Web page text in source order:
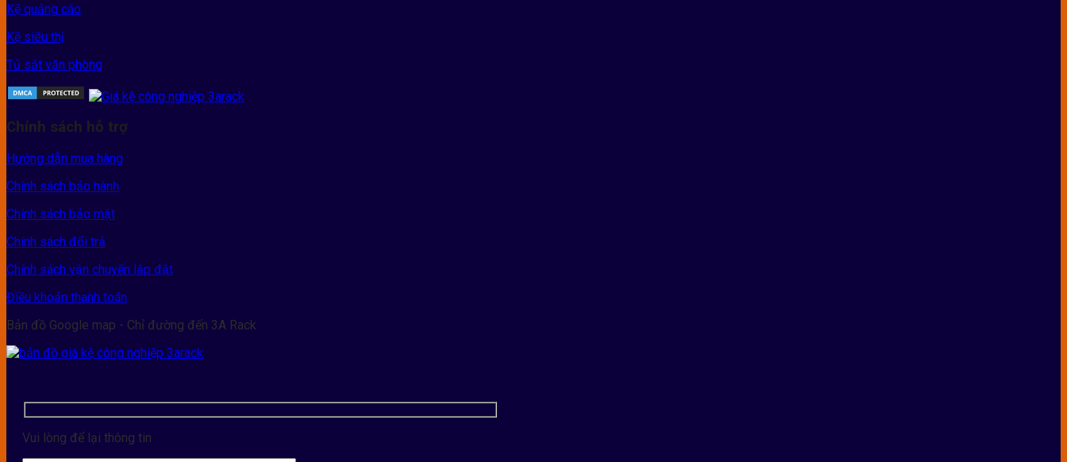
Kệ quảng cáo
Kệ siêu thị
Tủ sắt văn phòng
Chính sách hỗ trợ
Hướng dẫn mua hàng
Chính sách bảo hành
Chính sách bảo mật
Chính sách đổi trả
Chính sách vận chuyển lắp đặt
Điều khoản thanh toán
Bản đồ Google map - Chỉ đường đến 3A Rack
Vui lòng để lại thông tin